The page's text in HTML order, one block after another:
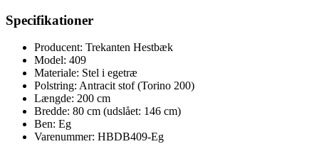
Specifikationer
Producent: Trekanten Hestbæk
Model: 409
Materiale: Stel i egetræ
Polstring: Antracit stof (Torino 200)
Længde: 200 cm
Bredde: 80 cm (udslået: 146 cm)
Ben: Eg
Varenummer: HBDB409-Eg